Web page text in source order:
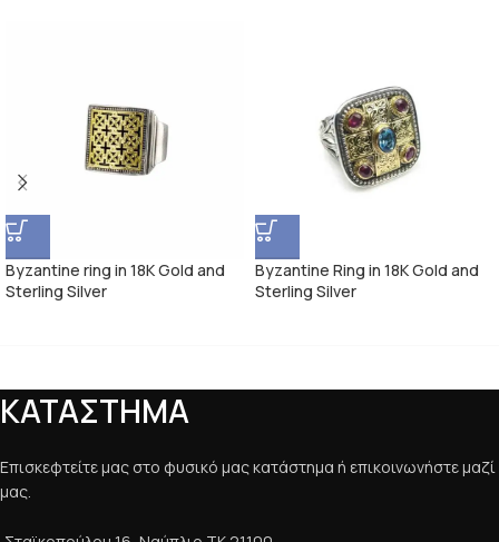
Byzantine ring in 18K Gold and
Sterling Silver
Byzantine Ring in 18K Gold and
Sterling Silver
ΚΑΤΑΣΤΗΜΑ
Επισκεφτείτε μας στο φυσικό μας κατάστημα ή επικοινωνήστε μαζί
μας.